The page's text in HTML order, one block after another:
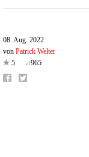
08. Aug. 2022
von Patrick Welter
5
965